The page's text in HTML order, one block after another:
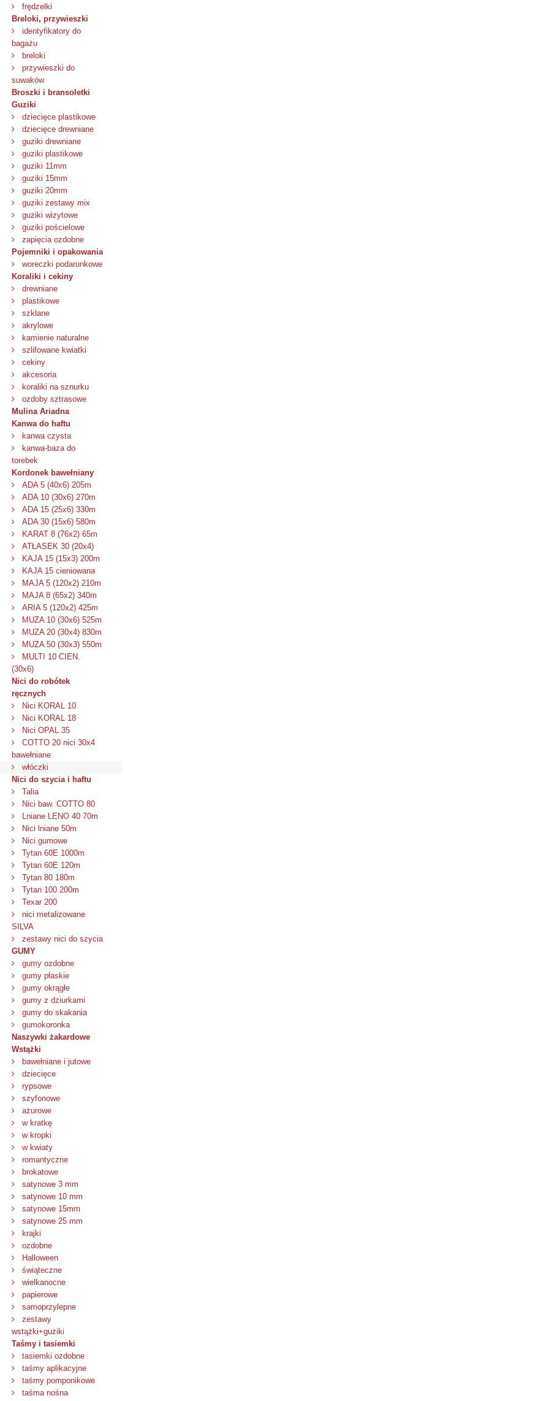
frędzelki
Breloki, przywieszki
identyfikatory do
bagażu
breloki
przywieszki do
suwaków
Broszki i bransoletki
Guziki
dziecięce plastikowe
dziecięce drewniane
guziki drewniane
guziki plastikowe
guziki 11mm
guziki 15mm
guziki 20mm
guziki zestawy mix
guziki wizytowe
guziki pościelowe
zapięcia ozdobne
Pojemniki i opakowania
woreczki podarunkowe
Koraliki i cekiny
drewniane
plastikowe
szklane
akrylowe
kamienie naturalne
szlifowane kwiatki
cekiny
akcesoria
koraliki na sznurku
ozdoby sztrasowe
Mulina Ariadna
Kanwa do haftu
kanwa czysta
kanwa-baza do
torebek
Kordonek bawełniany
ADA 5 (40x6) 205m
ADA 10 (30x6) 270m
ADA 15 (25x6) 330m
ADA 30 (15x6) 580m
KARAT 8 (76x2) 65m
ATŁASEK 30 (20x4)
KAJA 15 (15x3) 200m
KAJA 15 cieniowana
MAJA 5 (120x2) 210m
MAJA 8 (65x2) 340m
ARIA 5 (120x2) 425m
MUZA 10 (30x6) 525m
MUZA 20 (30x4) 830m
MUZA 50 (30x3) 550m
MULTI 10 CIEN.
(30x6)
Nici do robótek
ręcznych
Nici KORAL 10
Nici KORAL 18
Nici OPAL 35
COTTO 20 nici 30x4
bawełniane
włóczki
Nici do szycia i haftu
Talia
Nici baw. COTTO 80
Lniane LENO 40 70m
Nici lniane 50m
Nici gumowe
Tytan 60E 1000m
Tytan 60E 120m
Tytan 80 180m
Tytan 100 200m
Texar 200
nici metalizowane
SILVA
zestawy nici do szycia
GUMY
gumy ozdobne
gumy płaskie
gumy okrągłe
gumy z dziurkami
gumy do skakania
gumokoronka
Naszywki żakardowe
Wstążki
bawełniane i jutowe
dziecięce
rypsowe
szyfonowe
ażurowe
w kratkę
w kropki
w kwiaty
romantyczne
brokatowe
satynowe 3 mm
satynowe 10 mm
satynowe 15mm
satynowe 25 mm
krajki
ozdobne
Halloween
świąteczne
wielkanocne
papierowe
samoprzylepne
zestawy
wstążki+guziki
Taśmy i tasiemki
tasiemki ozdobne
taśmy aplikacyjne
taśmy pomponikowe
taśma nośna